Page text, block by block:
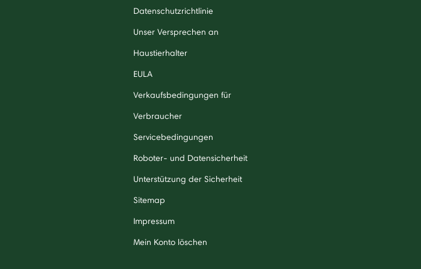
Datenschutzrichtlinie
Unser Versprechen an
Haustierhalter
EULA
Verkaufsbedingungen für
Verbraucher
Servicebedingungen
Roboter- und Datensicherheit
Unterstützung der Sicherheit
Sitemap
Impressum
Mein Konto löschen